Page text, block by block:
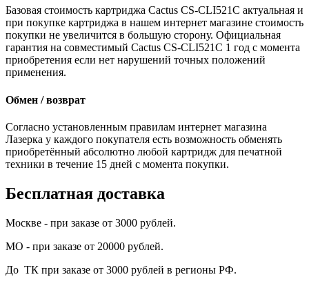
Базовая стоимость картриджа Cactus CS-CLI521C актуальная и
при покупке картриджа в нашем интернет магазине стоимость
покупки не увеличится в большую сторону. Официальная
гарантия на совместимый Cactus CS-CLI521C 1 год с момента
приобретения если нет нарушений точных положений
применения.
Обмен / возврат
Согласно установленным правилам интернет магазина
Лазерка у каждого покупателя есть возможность обменять
приобретённый абсолютно любой картридж для печатной
техники в течение 15 дней с момента покупки.
Бесплатная доставка
Москве - при заказе от 3000 рублей.
МО - при заказе от 20000 рублей.
До ТК при заказе от 3000 рублей в регионы РФ.